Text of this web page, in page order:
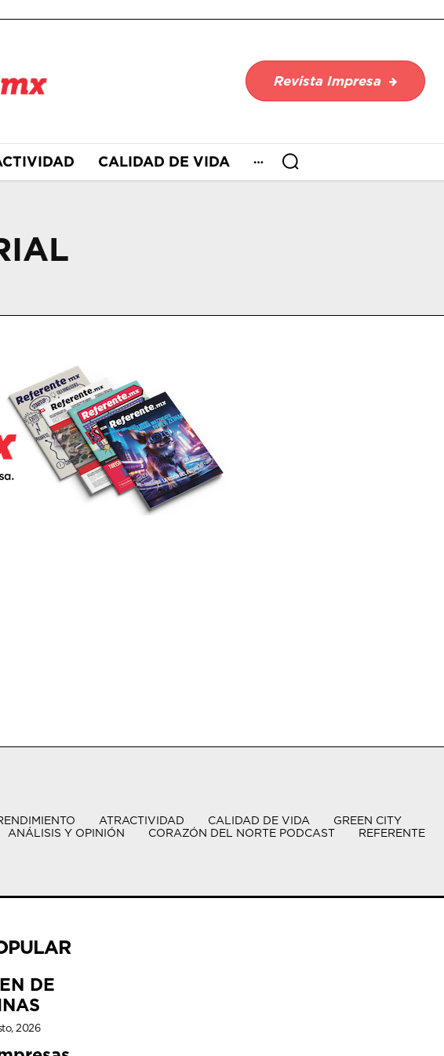
Revista Impresa
CALIDAD DE VIDA
ATRACTIVIDAD CALIDAD DE VIDA
GREEN CITY
ANÁLISIS Y OPINIÓN
CORAZÓN DEL NORTE PODCAST REFERENTE
DE
2026